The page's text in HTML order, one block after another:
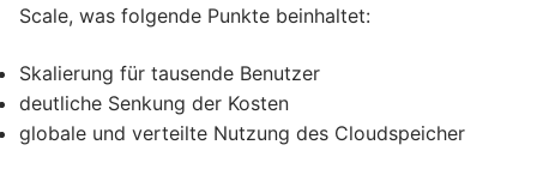
Scale, was folgende Punkte beinhaltet:
Skalierung für tausende Benutzer
deutliche Senkung der Kosten
globale und verteilte Nutzung des Cloudspeicher